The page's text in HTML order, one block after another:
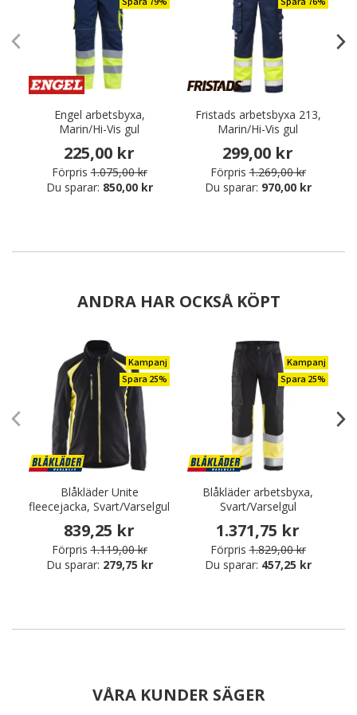
Engel arbetsbyxa,
Marin/Hi-Vis gul
225,00 kr
Förpris 1.075,00 kr
Du sparar: 850,00 kr
Fristads arbetsbyxa 213,
Marin/Hi-Vis gul
299,00 kr
Förpris 1.269,00 kr
Du sparar: 970,00 kr
ANDRA HAR OCKSÅ KÖPT
Kampanj
Spara 25%
Blåkläder Unite
fleecejacka, Svart/Varselgul
839,25 kr
Förpris 1.119,00 kr
Du sparar: 279,75 kr
Kampanj
Spara 25%
Blåkläder arbetsbyxa,
Svart/Varselgul
1.371,75 kr
Förpris 1.829,00 kr
Du sparar: 457,25 kr
VÅRA KUNDER SÄGER